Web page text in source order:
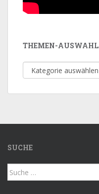
THEMEN-AUSWAHL
Themen-
Auswahl
SUCHE
Suche
nach: